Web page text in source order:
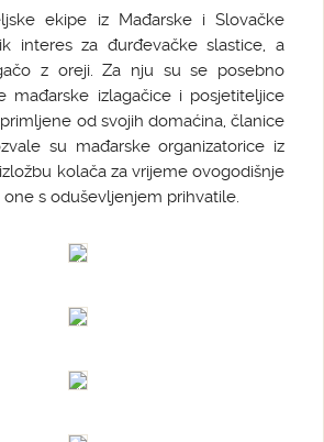
ekipe iz Mađarske i Slovačke
interes za đurđevačke slastice, a
z oreji. Za nju su se posebno
mađarske izlagačice i posjetiteljice
od svojih domaćina, članice
su mađarske organizatorice iz
kolača za vrijeme ovogodišnje
one s oduševljenjem prihvatile.